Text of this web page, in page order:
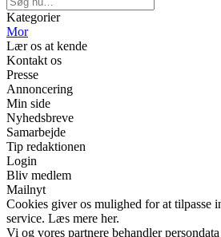
Kategorier
Mor
Lær os at kende
Kontakt os
Presse
Annoncering
Min side
Nyhedsbreve
Samarbejde
Tip redaktionen
Login
Bliv medlem
Mailnyt
Cookies giver os mulighed for at tilpasse
service. Læs mere her.
Vi og vores partnere behandler